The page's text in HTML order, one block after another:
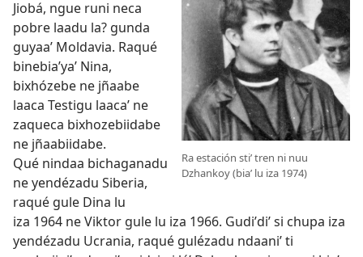
Ra estación stiʼ tren ni nuu
Dzhankoy (biaʼ lu iza 1974)
Jiobá, ngue runi neca
pobre laadu la? gunda
guyaaʼ Moldavia. Raqué
binebiaʼyaʼ Nina,
bixhózebe ne jñaabe
laaca Testigu laacaʼ ne
zaqueca bixhozebiidabe
ne jñaabiidabe.
Qué nindaa bichaganadu
ne yendézadu Siberia,
raqué gule Dina lu
iza 1964 ne Viktor gule lu iza 1966. Gudiʼdiʼ si chupa iza
yendézadu Ucrania, raqué gulézadu ndaaniʼ ti